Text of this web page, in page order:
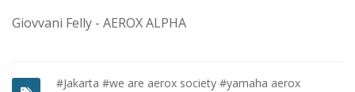
Giovvani Felly - AEROX ALPHA
#Jakarta #we are aerox society #yamaha aerox